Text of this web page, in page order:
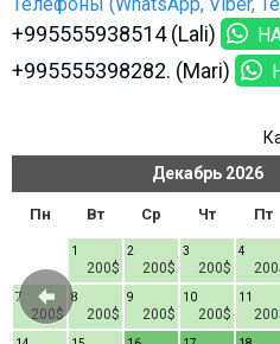
Телефоны (WhatsApp, Viber,
+995555938514 (Lali)
+995555398282. (Mari)
Декабрь 2026
Пн Вт Ср Чт Пт
200$
1
200$
2
200$
3 4
200$
7
200$
8
200$
9
200$
10 11